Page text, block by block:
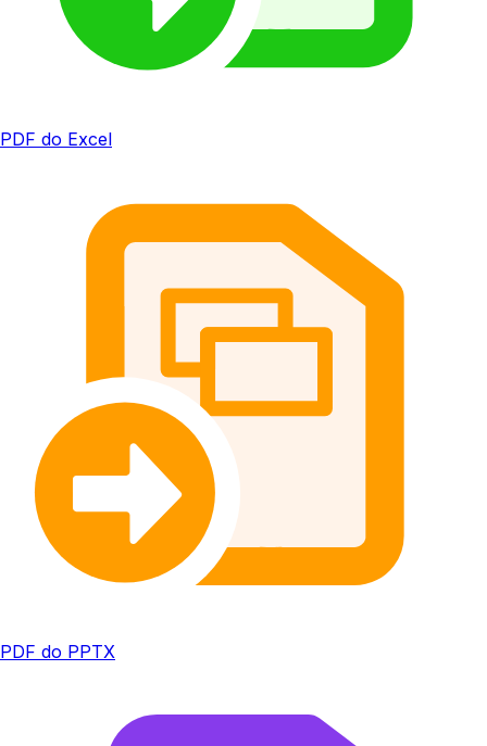
PDF do Excel
PDF do PPTX